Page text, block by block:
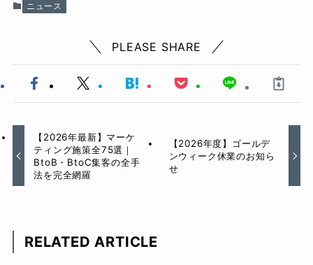
ニュース
PLEASE SHARE
【2026年最新】マーケ
ティング施策全75選｜
BtoB・BtoC集客の全手
法を完全網羅
【2026年度】ゴールデ
ンウィーク休業のお知ら
せ
RELATED ARTICLE